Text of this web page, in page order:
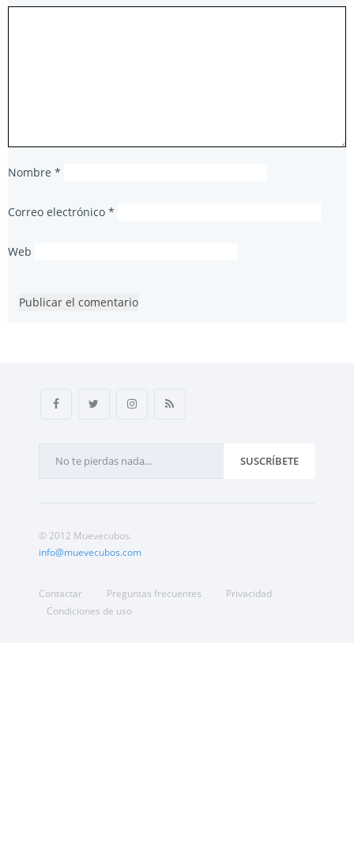
Nombre *
Correo electrónico *
Web
SUSCRÍBETE
© 2012 Muevecubos.
info@muevecubos.com
Contactar Preguntas frecuentes
Privacidad
Condiciones de uso